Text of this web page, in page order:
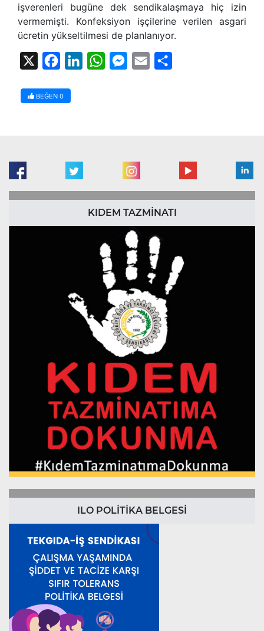
işverenleri bugüne dek sendikalaşmaya hiç izin
vermemişti. Konfeksiyon işçilerine verilen asgari
ücretin yükseltilmesi de planlanıyor.
FacebookLinkedInWhatsAppMessenger
Email
BEĞEN 0
KIDEM TAZMİNATI
ILO POLİTİKA BELGESİ